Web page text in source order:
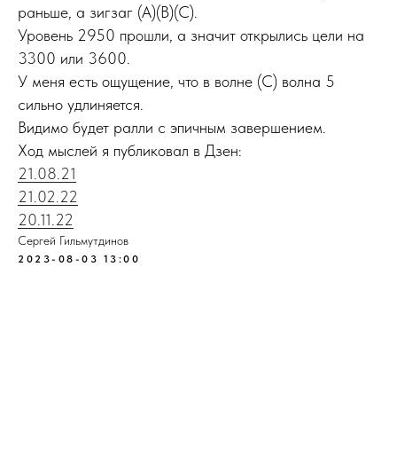
раньше, а зигзаг (A)(B)(С).
Уровень 2950 прошли, а значит открылись цели на
3300 или 3600.
У меня есть ощущение, что в волне (С) волна 5
сильно удлиняется.
Видимо будет ралли с эпичным завершением.
Ход мыслей я публиковал в Дзен:
21.08.21
21.02.22
20.11.22
Сергей Гильмутдинов
2023-08-03 13:00